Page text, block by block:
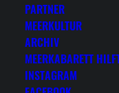
PARTNER
MEERKULTUR
ARCHIV
MEERKABARETT
INSTAGRAM
Gitte
Band
„Ich bin